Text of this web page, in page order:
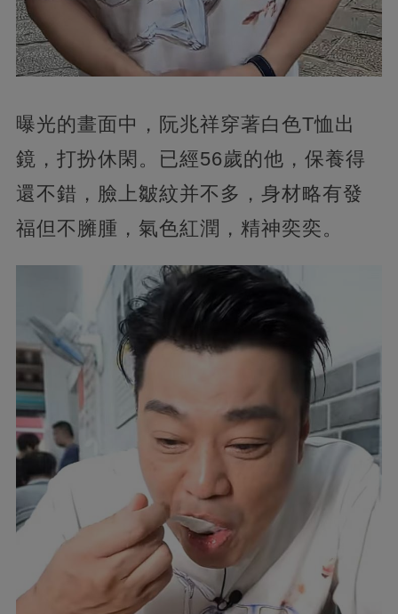
曝光的畫面中，阮兆祥穿著白色T恤出
鏡，打扮休閑。已經56歲的他，保養得
還不錯，臉上皺紋并不多，身材略有發
福但不臃腫，氣色紅潤，精神奕奕。